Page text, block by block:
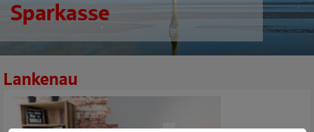
Sparkasse
Lankenau